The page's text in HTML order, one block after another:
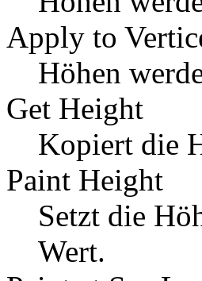
Apply to
Höhen
Get Height
Kopiert die
Paint Height
Setzt die
Wert.